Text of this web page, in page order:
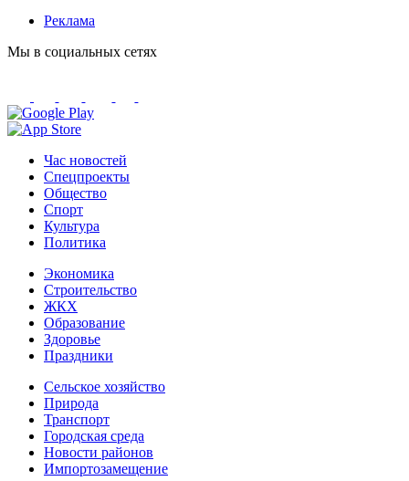
Реклама
Мы в социальных сетях
Час новостей
Спецпроекты
Общество
Спорт
Культура
Политика
Экономика
Строительство
ЖКХ
Образование
Здоровье
Праздники
Сельское хозяйство
Природа
Транспорт
Городская среда
Новости районов
Импортозамещение